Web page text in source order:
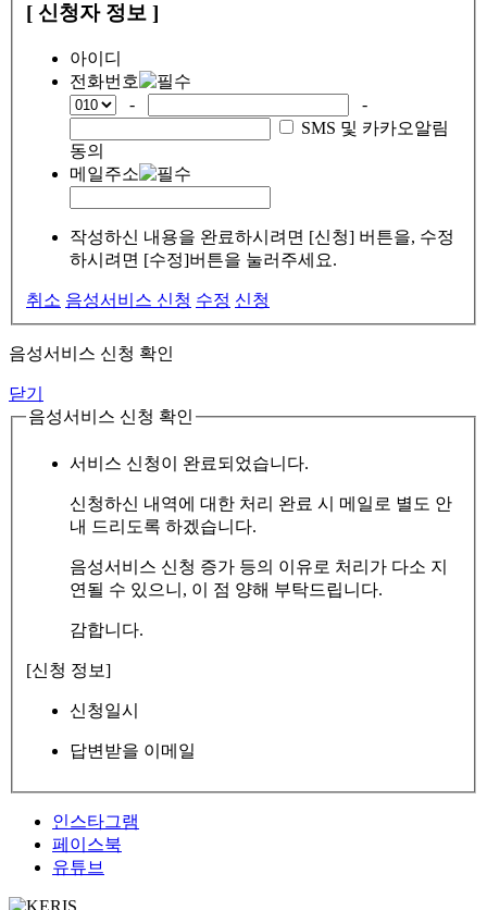
[ 신청자 정보 ]
아이디
전화번호
-
-
SMS 및 카카오알림
동의
메일주소
작성하신 내용을 완료하시려면 [신청] 버튼을, 수정
하시려면 [수정]버튼을 눌러주세요.
취소 음성서비스 신청 수정 신청
음성서비스 신청 확인
닫기
음성서비스 신청 확인
서비스 신청이 완료되었습니다.
신청하신 내역에 대한 처리 완료 시 메일로 별도 안
내 드리도록 하겠습니다.
음성서비스 신청 증가 등의 이유로 처리가 다소 지
연될 수 있으니, 이 점 양해 부탁드립니다.
감합니다.
[신청 정보]
신청일시
답변받을 이메일
인스타그램
페이스북
유튜브